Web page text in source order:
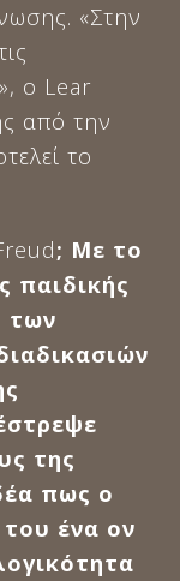
«Στην
o Lear
από την
το
; Με το
παιδικής
των
της
πως ο
ένα ον